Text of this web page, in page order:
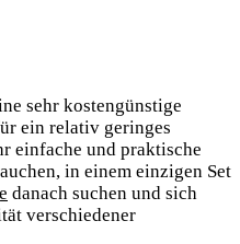
sehr kostengünstige
ein relativ geringes
einfache und praktische
in einem einzigen Set
danach suchen und sich
verschiedener